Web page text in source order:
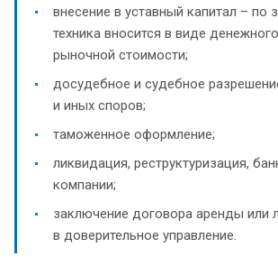
внесение в уставный капитал – по
техника вносится в виде
рыночной стоимости;
досудебное и судебное
и иных споров;
таможенное оформление;
ликвидация, реструктуризация,
компании;
заключение договора аренды или
в доверительное управление.